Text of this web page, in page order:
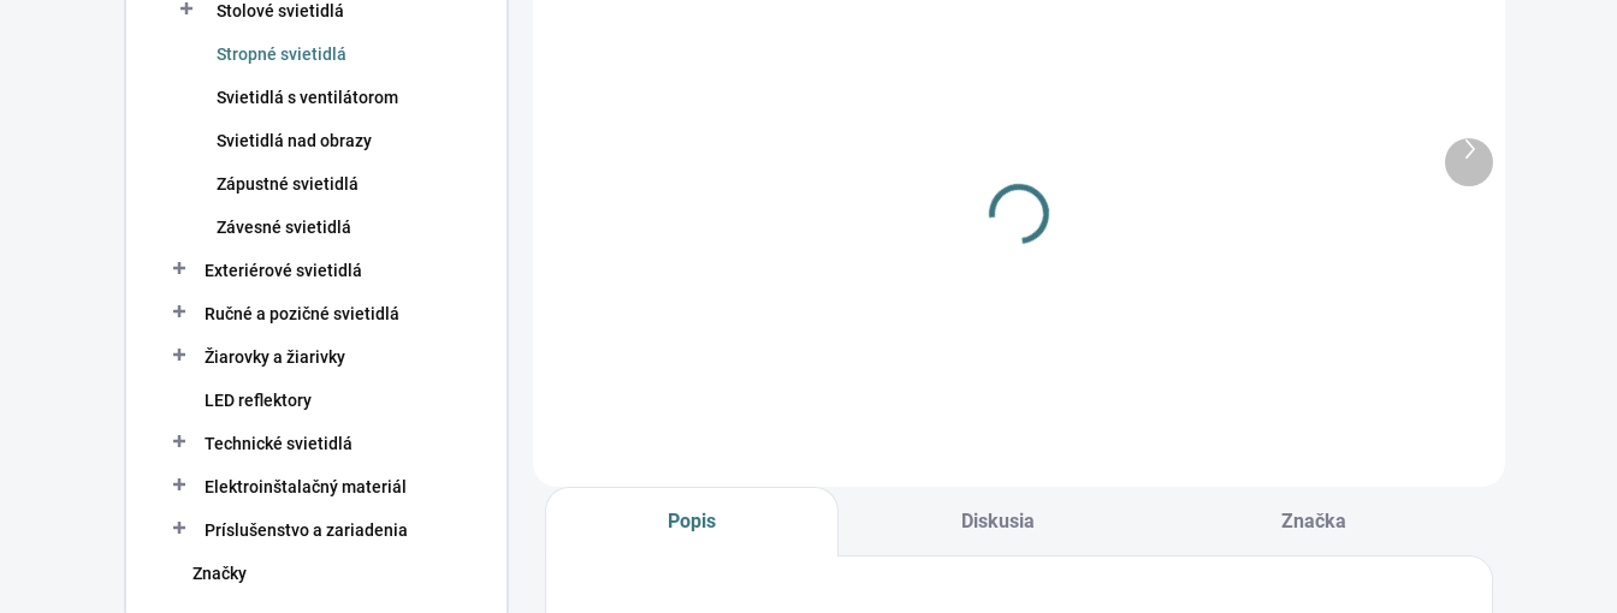
Stolové svietidlá
Stropné svietidlá
Svietidlá s ventilátorom
Svietidlá nad obrazy
Zápustné svietidlá
Závesné svietidlá
Exteriérové svietidlá
Ručné a pozičné svietidlá
Žiarovky a žiarivky
LED reflektory
Technické svietidlá
Elektroinštalačný materiál
Príslušenstvo a zariadenia
Značky
SKLADOM U
DODÁVATEĽA
Ďalší
produkt
Popis Diskusia Značka